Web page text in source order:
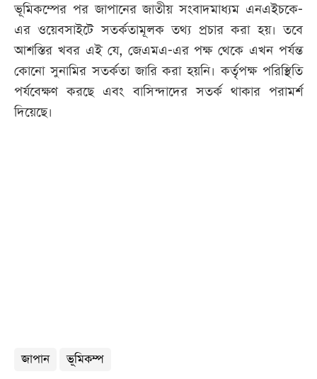
ভূমিকম্পের পর জাপানের জাতীয় সংবাদমাধ্যম এনএইচকে-
এর ওয়েবসাইটে সতর্কতামূলক তথ্য প্রচার করা হয়। তবে
আশস্তির খবর এই যে, জেএমএ-এর পক্ষ থেকে এখন পর্যন্ত
কোনো সুনামির সতর্কতা জারি করা হয়নি। কর্তৃপক্ষ পরিস্থিতি
পর্যবেক্ষণ করছে এবং বাসিন্দাদের সতর্ক থাকার পরামর্শ
দিয়েছে।
জাপান ভূমিকম্প